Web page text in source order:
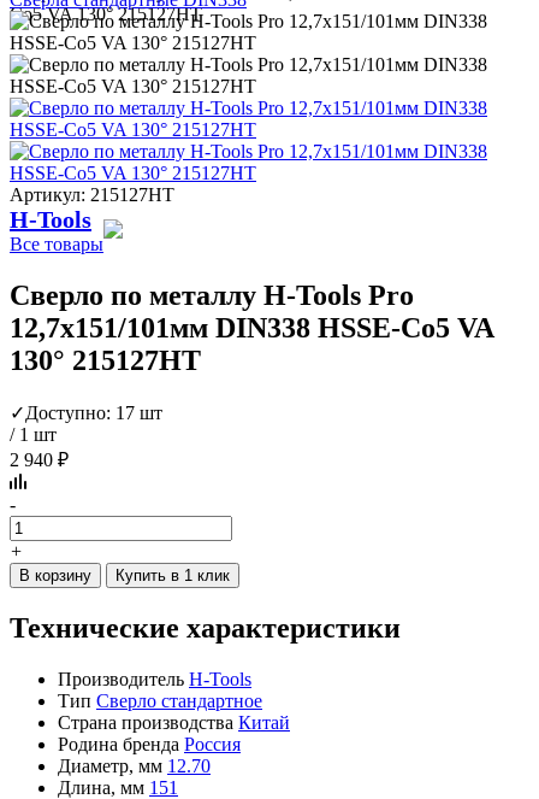
Co5 VA 130° 215127HT
Артикул: 215127HT
H-Tools
Все товары
Сверло по металлу H-Tools Pro
12,7x151/101мм DIN338 HSSE-Co5 VA
130° 215127HT
✓Доступно: 17 шт
/ 1 шт
2 940 ₽
-
+
В корзину Купить в 1 клик
Технические характеристики
Производитель H-Tools
Тип Сверло стандартное
Страна производства Китай
Родина бренда Россия
Диаметр, мм 12.70
Длина, мм 151